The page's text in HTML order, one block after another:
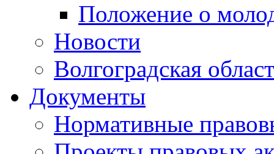
Положение о
Новости
Волгоградская
Документы
Нормативные